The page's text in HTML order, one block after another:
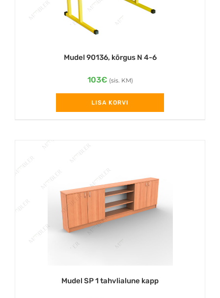
Mudel 90136, kõrgus N 4-6
103€ (sis. KM)
LISA KORVI
Mudel SP 1 tahvlialune kapp